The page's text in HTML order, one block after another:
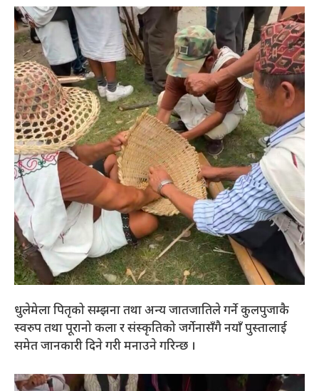
धुलेमेला पितृको सम्झना तथा अन्य जातजातिले गर्ने कुलपुजाकै
स्वरुप तथा पूरानो कला र संस्कृतिको जर्गेनासँगै नयाँ पुस्तालाई
समेत जानकारी दिने गरी मनाउने गरिन्छ ।